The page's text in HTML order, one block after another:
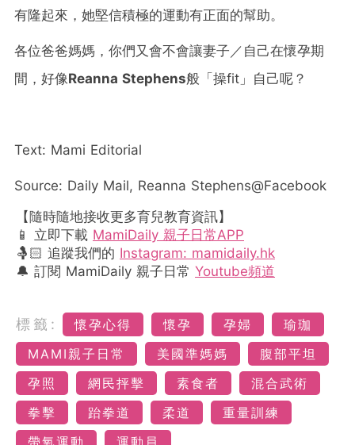
有隆起來，她堅信積極的運動有正面的幫助。
各位爸爸媽媽，你們又會不會讓妻子／自己在懷孕期
間，好像Reanna Stephens般「操fit」自己呢？
Text: Mami Editorial
Source: Daily Mail, Reanna Stephens@Facebook
【隨時隨地接收更多育兒教育資訊】
📱 立即下載 MamiDaily 親子日常APP
🤱🏻 追蹤我們的 Instagram: mamidaily.hk
🔔 訂閱 MamiDaily 親子日常 Youtube頻道
標籤: 懷孕心得 懷孕 孕婦
瑜珈
MAMI親子日常
美國準媽媽
腹部平坦
孕照
網民抨擊 素食者
混合武術
拳擊
跆拳道 柔道
重量訓練